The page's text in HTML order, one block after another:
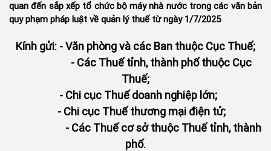
quan đến sắp xếp tổ chức bộ máy nhà nước trong các văn bản
quy phạm pháp luật về quản lý thuế từ ngày 1/7/2025
Kính gửi: - Văn phòng và các Ban thuộc Cục Thuế;
- Các Thuế tỉnh, thành phố thuộc Cục
Thuế;
- Chi cục Thuế doanh nghiệp lớn;
- Chi cục Thuế thương mại điện tử;
- Các Thuế cơ sở thuộc Thuế tỉnh, thành
phố.